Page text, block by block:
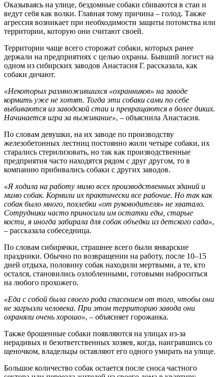
Оказываясь на улице, бездомные собаки сбиваются в стаи и
ведут себя как волки. Главная тому причина – голод. Также
агрессия возникает при необходимости защиты потомства или
территории, которую они считают своей.
Территории чаще всего сторожат собаки, которых ранее
держали на предприятиях с целью охраны. Бывший логист на
одном из сибирских заводов Анастасия Г. рассказала, как
собаки дичают.
«Некоторых размножившихся «охранников» на заводе
кормить уже не хотят. Тогда эти собаки сами по себе
выбиваются из заводской стаи и превращаются в более диких.
Начинается игра за выживание», – объяснила Анастасия.
По словам девушки, на их заводе по производству
железобетонных лестниц постоянно жили четыре собаки, их
старались стерилизовать, но так как производственные
предприятия часто находятся рядом с друг другом, то в
компанию прибивались собаки с других заводов.
«Я ходила на работу мимо всех производственных зданий и
мимо собак. Кормили их практически все рабочие. Но так как
собак было много, похлебки «от руководителя» не хватало.
Сотрудники часто приносили им остатки еды, старые
кости, я иногда забирала для собак объедки из детского сада»,
– рассказала собеседница.
По словам сибирячки, страшнее всего были январские
праздники. Обычно по возвращении на работу, после 10–15
дней отдыха, половину собак находили мертвыми, а те, кто
остался, становились озлобленными, готовыми наброситься
на любого прохожего.
«Еда с собой была своего рода спасением от того, чтобы они
не загрызли человека. При этом территорию завода они
охраняли очень хорошо», – объясняет горожанка.
Также брошенные собаки появляются на улицах из-за
нерадивых и безответственных хозяев, когда, наигравшись со
щеночком, владельцы оставляют его одного умирать на улице.
Большое количество собак остается после сноса частного